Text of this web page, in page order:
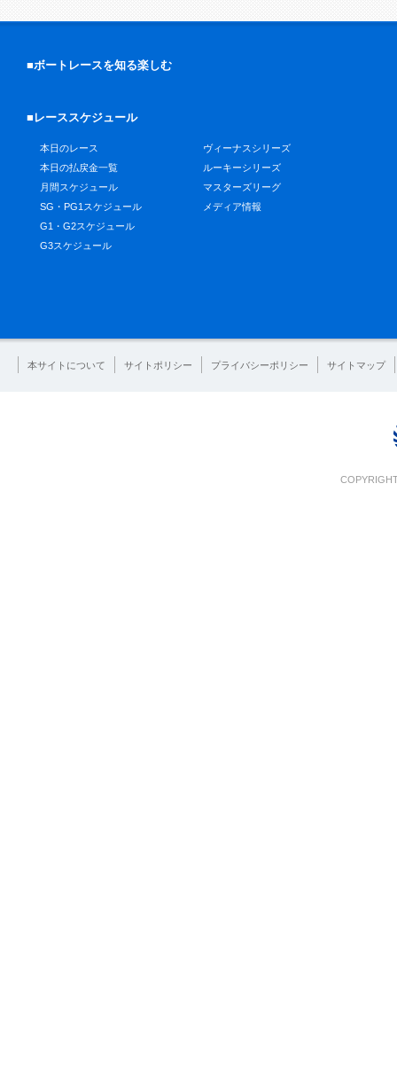
■ボートレースを知る楽しむ
■レーススケジュール
本日のレース
本日の払戻金一覧
月間スケジュール
SG・PG1スケジュール
G1・G2スケジュール
G3スケジュール
ヴィーナスシリーズ
ルーキーシリーズ
マスターズリーグ
メディア情報
本サイトについて サイトポリシー プライバシーポリシー サイトマップ